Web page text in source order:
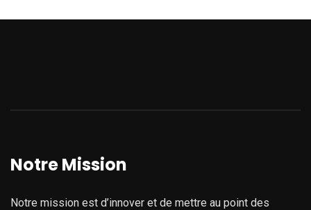
Notre Mission
Notre mission est d’innover et de mettre au point des